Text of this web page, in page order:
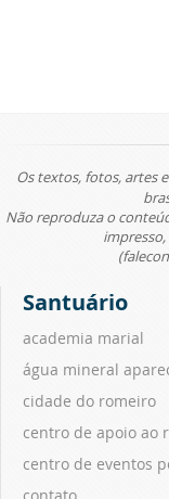
Os textos, fotos, artes
Não reproduza o
Santuário
academia marial
água mineral
cidade do romeiro
centro de apoio ao
centro de eventos